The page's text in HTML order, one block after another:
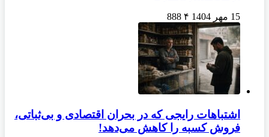
15 مهر 1404 ۴ 888
اشتباهات رایجی که در بحران اقتصادی و بی‌ثباتی،
فروش کسبه را کاهش می‌دهد!